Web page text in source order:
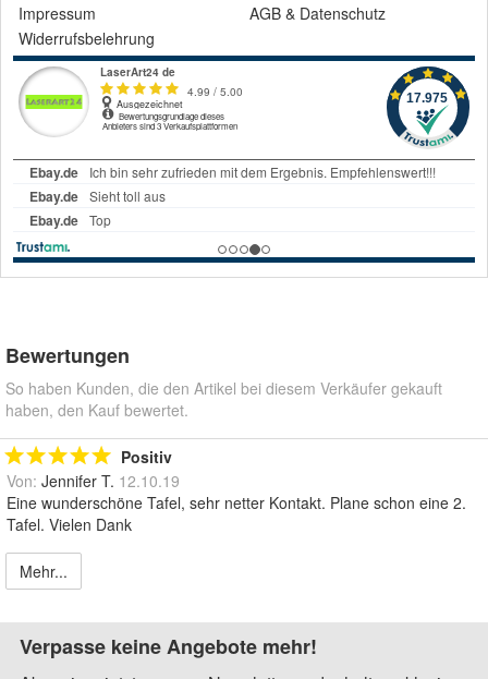
Impressum
AGB & Datenschutz
Widerrufsbelehrung
Bewertungen
So haben Kunden, die den Artikel bei diesem Verkäufer gekauft
haben, den Kauf bewertet.
Positiv
Von: Jennifer T. 12.10.19
Eine wunderschöne Tafel, sehr netter Kontakt. Plane schon eine 2.
Tafel. Vielen Dank
Mehr...
Verpasse keine Angebote mehr!